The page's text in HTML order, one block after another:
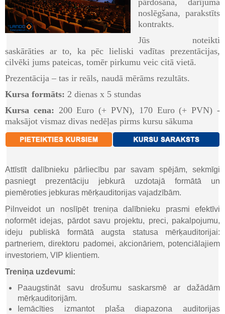
noslēgšana, parakstīts
kontrakts.
Jūs noteikti
saskārāties ar to, ka pēc lieliski vadītas prezentācijas,
cilvēki jums pateicas, tomēr pirkumu veic citā vietā.
Prezentācija – tas ir reāls, naudā mērāms rezultāts.
Kursa formāts: 2 dienas x 5 stundas
Kursa cena: 200 Euro (+ PVN), 170 Euro (+ PVN) -
maksājot vismaz divas nedēļas pirms kursu sākuma
Attīstīt dalībnieku pārliecību par savam spējām, sekmīgi
pasniegt prezentāciju jebkurā uzdotajā formātā un
piemēroties jebkuras mērķauditorijas vajadzībām.
Pilnveidot un noslīpēt treniņa dalībnieku prasmi efektīvi
noformēt idejas, pārdot savu projektu, preci, pakalpojumu,
ideju publiskā formātā augsta statusa mērķauditorijai:
partneriem, direktoru padomei, akcionāriem, potenciālajiem
investoriem, VIP klientiem.
Treniņa uzdevumi:
Paaugstināt savu drošumu saskarsmē ar dažādām
mērķauditorijām.
Iemācīties izmantot plaša diapazona auditorijas